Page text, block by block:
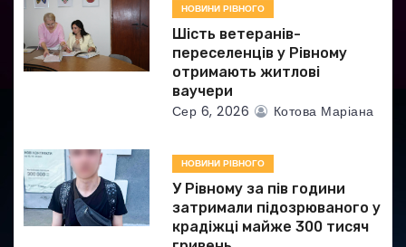
с
і
НОВИНИ РІВНОГО
Шість ветеранів-
переселенців у Рівному
отримають житлові
ваучери
Сер 6, 2026 Котова Маріана
НОВИНИ РІВНОГО
У Рівному за пів години
затримали підозрюваного у
крадіжці майже 300 тисяч